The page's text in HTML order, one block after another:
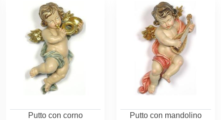
Putto con corno
Putto con mandolino